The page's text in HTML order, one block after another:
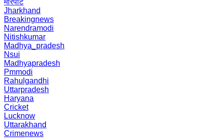
मारपीट
Jharkhand
Breakingnews
Narendramodi
Nitishkumar
Madhya_pradesh
Nsui
Madhyapradesh
Pmmodi
Rahulgandhi
Uttarpradesh
Haryana
Cricket
Lucknow
Uttarakhand
Crimenews